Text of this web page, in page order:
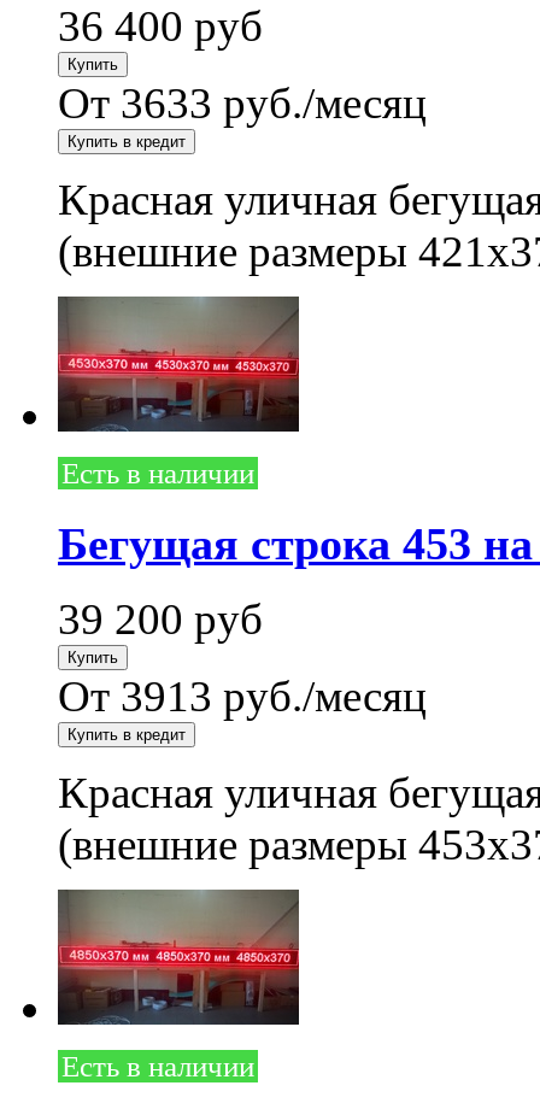
36 400 руб
От 3633 руб./месяц
Красная уличная
(внешние размеры
Есть в наличии
Бегущая строка 453
39 200 руб
От 3913 руб./месяц
Красная уличная
(внешние размеры
Есть в наличии